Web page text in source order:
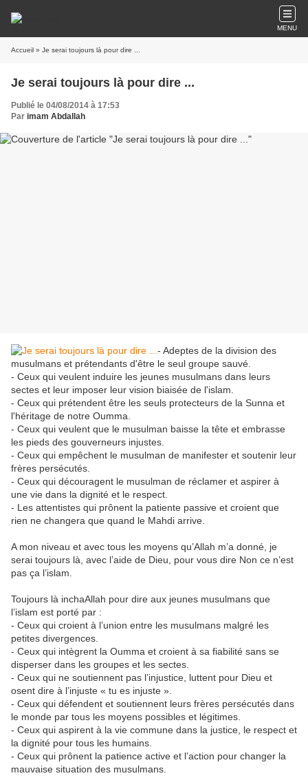
MENU
Accueil » Je serai toujours là pour dire ...
Je serai toujours là pour dire ...
Publié le 04/08/2014 à 17:53
Par imam Abdallah
- Adeptes de la division des
musulmans et prétendants d'être le seul groupe sauvé.
- Ceux qui veulent induire les jeunes musulmans dans leurs
sectes et leur imposer leur vision biaisée de l'islam.
- Ceux qui prétendent être les seuls protecteurs de la Sunna et
l'héritage de notre Oumma.
- Ceux qui veulent que le musulman baisse la tête et embrasse
les pieds des gouverneurs injustes.
- Ceux qui empêchent le musulman de manifester et soutenir leur
frères persécutés.
- Ceux qui découragent le musulman de réclamer et aspirer à
une vie dans la dignité et le respect.
- Les attentistes qui prônent la patiente passive et croient que
rien ne changera que quand le Mahdi arrive.
A mon niveau et avec tous les moyens qu’Allah m’a donné, je
serai toujours là, avec l’aide de Dieu, pour vous dire Non ce n’est
pas ça l’islam.
Toujours là inchaAllah pour dire aux jeunes musulmans que
l’islam est porté par :
- Ceux qui croient à l’union entre les musulmans malgré les
petites divergences.
- Ceux qui intègrent la Oumma et croient à sa fiabilité sans se
disperser dans les groupes et les sectes.
- Ceux qui ne soutiennent pas l’injustice, luttent pour Dieu et
osent dire à l’injuste « tu es injuste ».
- Ceux qui défendent et soutiennent leurs frères persécutés dans
le monde par tous les moyens possibles et légitimes.
- Ceux qui aspirent à la vie commune dans la justice, le respect et
la dignité pour tous les humains.
- Ceux qui prônent la patience active et l’action pour changer la
mauvaise situation des musulmans.